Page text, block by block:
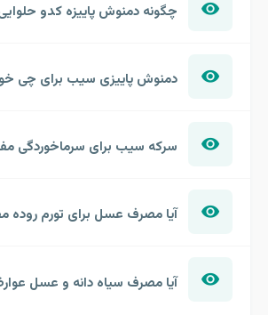
چگونه دمنوش پاییزه کدو
دمنوش پاییزی سیب برای چی
سرکه سیب برای سرماخوردگی
آیا مصرف عسل برای تورم روده
آیا مصرف سیاه دانه و عسل